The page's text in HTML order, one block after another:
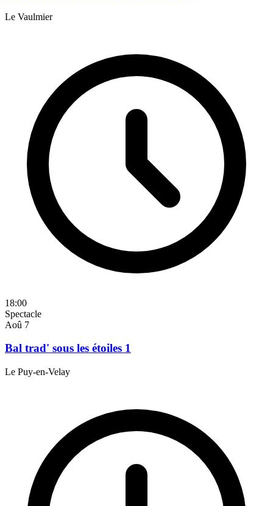
Le Vaulmier
18:00
Spectacle
Aoû 7
Bal trad' sous les étoiles 1
Le Puy-en-Velay